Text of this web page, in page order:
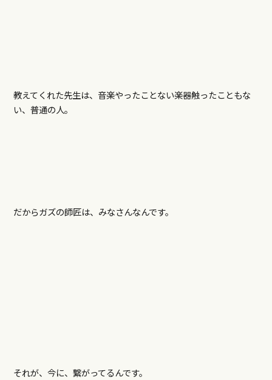
教えてくれた先生は、音楽やったことない楽器触ったこともな
い、普通の人。
だからガズの師匠は、みなさんなんです。
それが、今に、繋がってるんです。